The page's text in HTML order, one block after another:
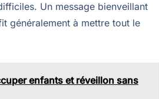
Un message bienveillant
généralement à mettre tout le
enfants et réveillon sans